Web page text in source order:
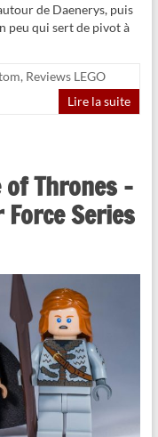
de Daenerys, puis
peu qui sert de pivot à
, Reviews LEGO
Lire la suite
of Thrones –
Series